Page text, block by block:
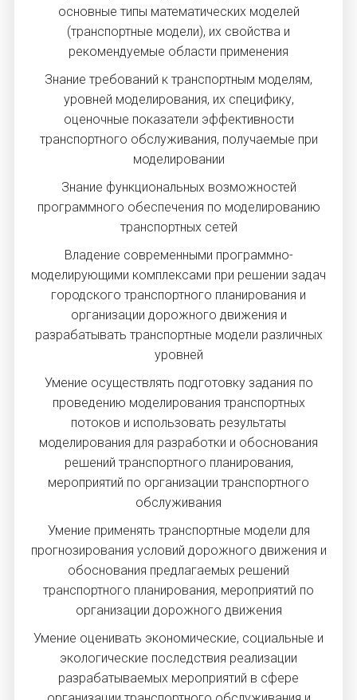
основные типы математических моделей
(транспортные модели), их свойства и
рекомендуемые области применения
Знание требований к транспортным моделям,
уровней моделирования, их специфику,
оценочные показатели эффективности
транспортного обслуживания, получаемые при
моделировании
Знание функциональных возможностей
программного обеспечения по моделированию
транспортных сетей
Владение современными программно-
моделирующими комплексами при решении задач
городского транспортного планирования и
организации дорожного движения и
разрабатывать транспортные модели различных
уровней
Умение осуществлять подготовку задания по
проведению моделирования транспортных
потоков и использовать результаты
моделирования для разработки и обоснования
решений транспортного планирования,
мероприятий по организации транспортного
обслуживания
Умение применять транспортные модели для
прогнозирования условий дорожного движения и
обоснования предлагаемых решений
транспортного планирования, мероприятий по
организации дорожного движения
Умение оценивать экономические, социальные и
экологические последствия реализации
разрабатываемых мероприятий в сфере